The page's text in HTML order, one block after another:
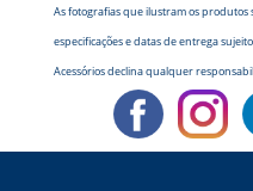
As fotografias que ilustram os produtos
especificações e datas de entrega
Acessórios declina qualquer